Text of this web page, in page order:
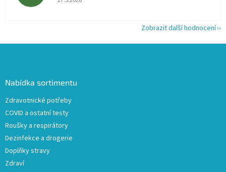
Zobrazit další hodnocení
Nabídka sortimentu
Zdravotnické potřeby
COVID a ostatní testy
Roušky a respirátory
Dezinfekce a drogerie
Doplňky stravy
Zdraví